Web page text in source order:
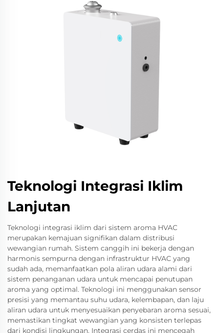
Teknologi Integrasi Iklim
Lanjutan
Teknologi integrasi iklim dari sistem aroma HVAC
merupakan kemajuan signifikan dalam distribusi
wewangian rumah. Sistem canggih ini bekerja dengan
harmonis sempurna dengan infrastruktur HVAC yang
sudah ada, memanfaatkan pola aliran udara alami dari
sistem penanganan udara untuk mencapai penutupan
aroma yang optimal. Teknologi ini menggunakan sensor
presisi yang memantau suhu udara, kelembapan, dan laju
aliran udara untuk menyesuaikan penyebaran aroma sesuai,
memastikan tingkat wewangian yang konsisten terlepas
dari kondisi lingkungan. Integrasi cerdas ini mencegah